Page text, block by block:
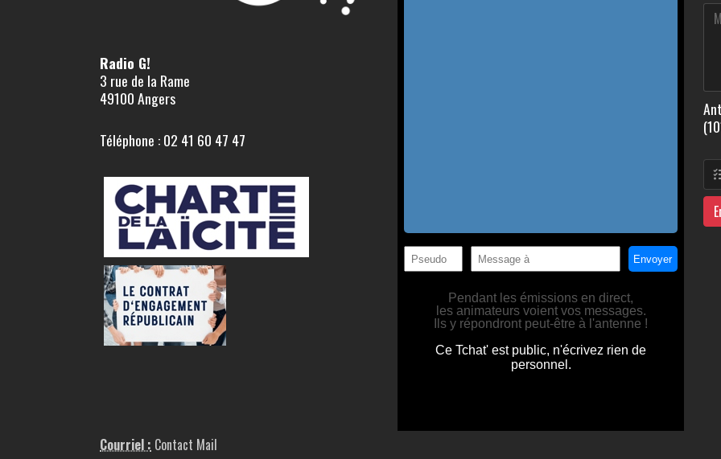
Radio G!
3 rue de la Rame
49100 Angers
Téléphone : 02 41 60 47 47
Courriel : Contact Mail